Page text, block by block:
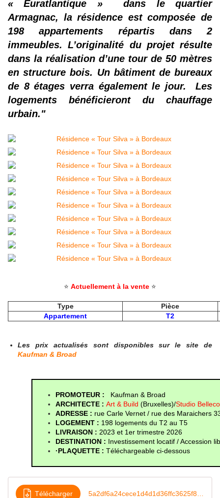
« Euratlantique » dans le quartier
Armagnac, la résidence est composée de
198 appartements répartis dans 2
immeubles. L’originalité du projet résulte
dans la réalisation d’une tour de 50 mètres
en structure bois. Un bâtiment de bureaux
de 8 étages verra également le jour. Les
logements bénéficieront du chauffage
urbain."
⭐ Actuellement à la vente ⭐
Type
Pièce
Appartement
T2
Les prix actualisés sont disponibles sur le site de
Kaufman & Broad
PROMOTEUR :
Kaufman & Broad
ARCHITECTE : Art & Build (Bruxelles)/Studio
ADRESSE : rue Carle Vernet / rue des Maraichers
LOGEMENT : 198 logements du T2 au T5
LIVRAISON : 2023 et 1er trimestre 2026
DESTINATION : Investissement locatif / Accession
·PLAQUETTE : Téléchargeable ci-dessous
Télécharger